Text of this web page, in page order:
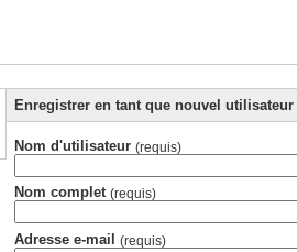
Enregistrer en tant que nouvel utilisateur
Nom d'utilisateur (requis)
Nom complet (requis)
Adresse e-mail (requis)